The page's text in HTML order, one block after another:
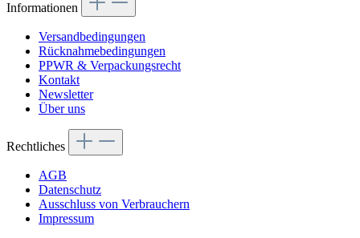
Informationen
Versandbedingungen
Rücknahmebedingungen
PPWR & Verpackungsrecht
Kontakt
Newsletter
Über uns
Rechtliches
AGB
Datenschutz
Ausschluss von Verbrauchern
Impressum